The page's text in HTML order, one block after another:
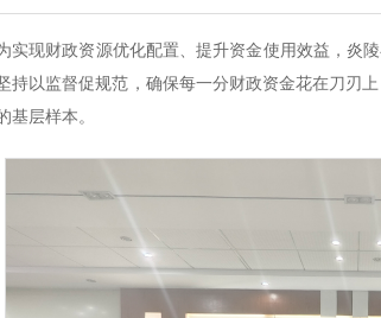
实现财政资源优化配置、提升资金使用效益，炎
持以监督促规范，确保每一分财政资金花在刀刃
基层样本。